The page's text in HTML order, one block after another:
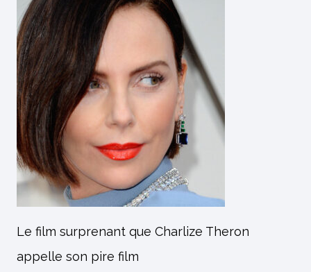
Le film surprenant que Charlize Theron
appelle son pire film